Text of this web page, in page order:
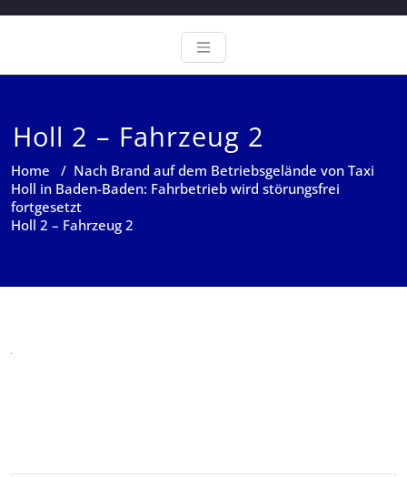
Holl 2 – Fahrzeug 2
Home / Nach Brand auf dem Betriebsgelände von Taxi
Holl in Baden-Baden: Fahrbetrieb wird störungsfrei
fortgesetzt
Holl 2 – Fahrzeug 2